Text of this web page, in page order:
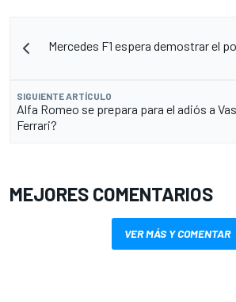
Mercedes F1 espera demostrar el
SIGUIENTE ARTÍCULO
Alfa Romeo se prepara para el adiós a
Ferrari?
MEJORES COMENTARIOS
VER MÁS Y COMENTAR